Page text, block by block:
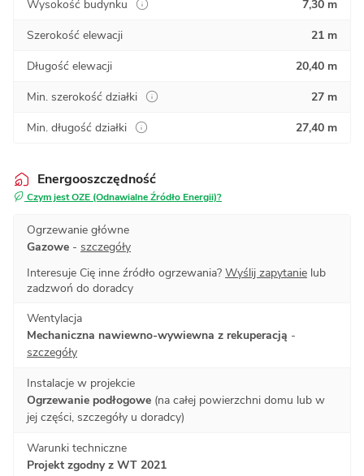
Wysokość budynku
7,30 m
Szerokość elewacji
21 m
Długość elewacji
20,40 m
Min. szerokość działki
27 m
Min. długość działki
27,40 m
Energooszczędność
Czym jest OZE (Odnawialne Źródło Energii)?
Ogrzewanie główne
Gazowe - szczegóły
Interesuje Cię inne źródło ogrzewania? Wyślij zapytanie lub
zadzwoń do doradcy
Wentylacja
Mechaniczna nawiewno-wywiewna z rekuperacją -
szczegóły
Instalacje w projekcie
Ogrzewanie podłogowe (na całej powierzchni domu lub w
jej części, szczegóły u doradcy)
Warunki techniczne
Projekt zgodny z WT 2021